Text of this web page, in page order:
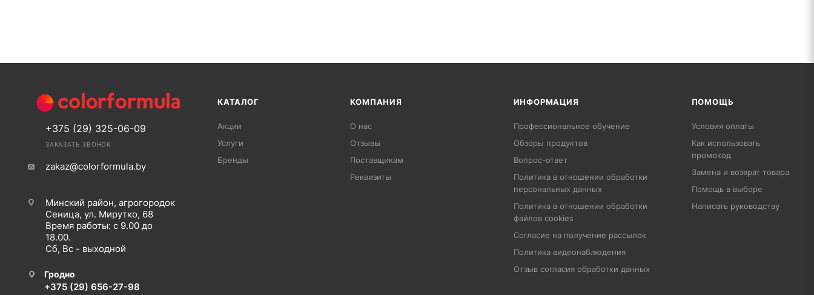
+375 (29) 325-06-09
ЗАКАЗАТЬ ЗВОНОК
zakaz@colorformula.by
Минский район, агрогородок
Сеница, ул. Мирутко, 68
Время работы: с 9.00 до
18.00.
Сб, Вс - выходной
Гродно
+375 (29) 656-27-98
КАТАЛОГ
Акции
Услуги
Бренды
КОМПАНИЯ
О нас
Отзывы
Поставщикам
Реквизиты
ИНФОРМАЦИЯ
Профессиональное обучение
Обзоры продуктов
Вопрос-ответ
Политика в отношении обработки
персональных данных
Политика в отношении обработки
файлов cookies
Согласие на получение рассылок
Политика видеонаблюдения
Отзыв согласия обработки данных
ПОМОЩЬ
Условия оплаты
Как использовать
промокод
Замена и возврат товара
Помощь в выборе
Написать руководству